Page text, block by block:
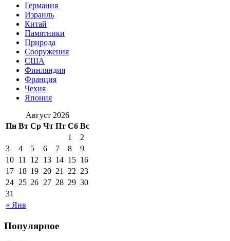
Германия
Израиль
Китай
Памятники
Природа
Сооружения
США
Финляндия
Франция
Чехия
Япония
Август 2026
Пн Вт Ср Чт Пт Сб Вс
« Янв
1
2
3
4 5 6 7 8
9
10 11 12 13 14 15 16
17 18 19 20 21 22 23
24 25 26 27 28 29 30
31
Популярное